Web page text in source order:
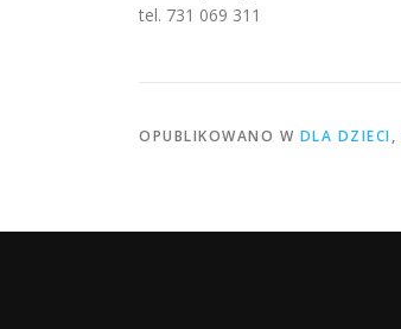
tel. 731 069 311
OPUBLIKOWANO W DLA DZIECI,